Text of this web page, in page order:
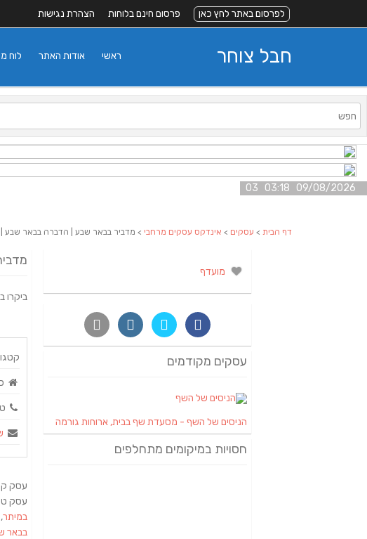
לפרסום באתר לחץ כאן פרסום חינם בלוחות הצהרת נגישות
חבל צוחר לוח אודות האתר ראשי
09/08/2026 03:18 03
דף הבית > עסקים > אינדקס עסקים מרחבי > מדביר בבאר שבע | הדברה בבאר שבע |
ביקרו
עסק
עסק
במיתר,
בבאר
מועדף
עסקים מקודמים
הניסים של השף - מסעדת שף בבית, ארוחות גורמה
חסויות במיקומים מתחלפים